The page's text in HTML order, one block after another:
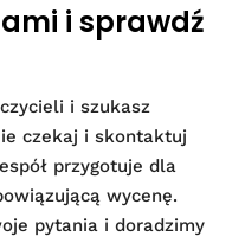
i sprawdź
i szukasz
czekaj i skontaktuj
przygotuje dla
wycenę.
pytania i doradzimy